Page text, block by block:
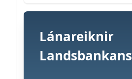
Lánareiknir
Landsbankans